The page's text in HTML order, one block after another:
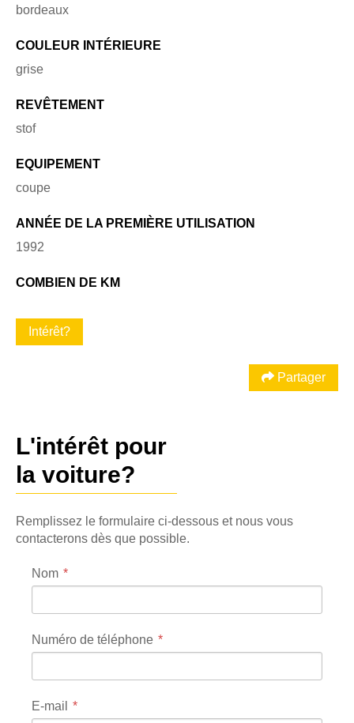
bordeaux
COULEUR INTÉRIEURE
grise
REVÊTEMENT
stof
EQUIPEMENT
coupe
ANNÉE DE LA PREMIÈRE UTILISATION
1992
COMBIEN DE KM
Intérêt?
Partager
L'intérêt pour
la voiture?
Remplissez le formulaire ci-dessous et nous vous
contacterons dès que possible.
Nom
Numéro de téléphone
E-mail